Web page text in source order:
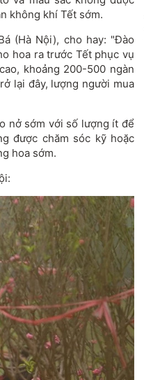
không khí Tết sớm.
(Hà Nội), cho hay: "Đào
hoa ra trước Tết phục vụ
khoảng 200-500 ngàn
lại đây, lượng người mua
nở sớm với số lượng ít để
được chăm sóc kỹ hoặc
hoa sớm.